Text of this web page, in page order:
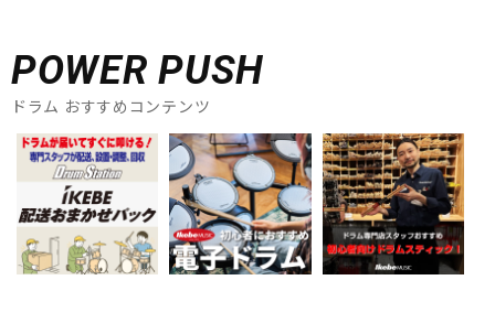
POWER PUSH
ドラム おすすめコンテンツ